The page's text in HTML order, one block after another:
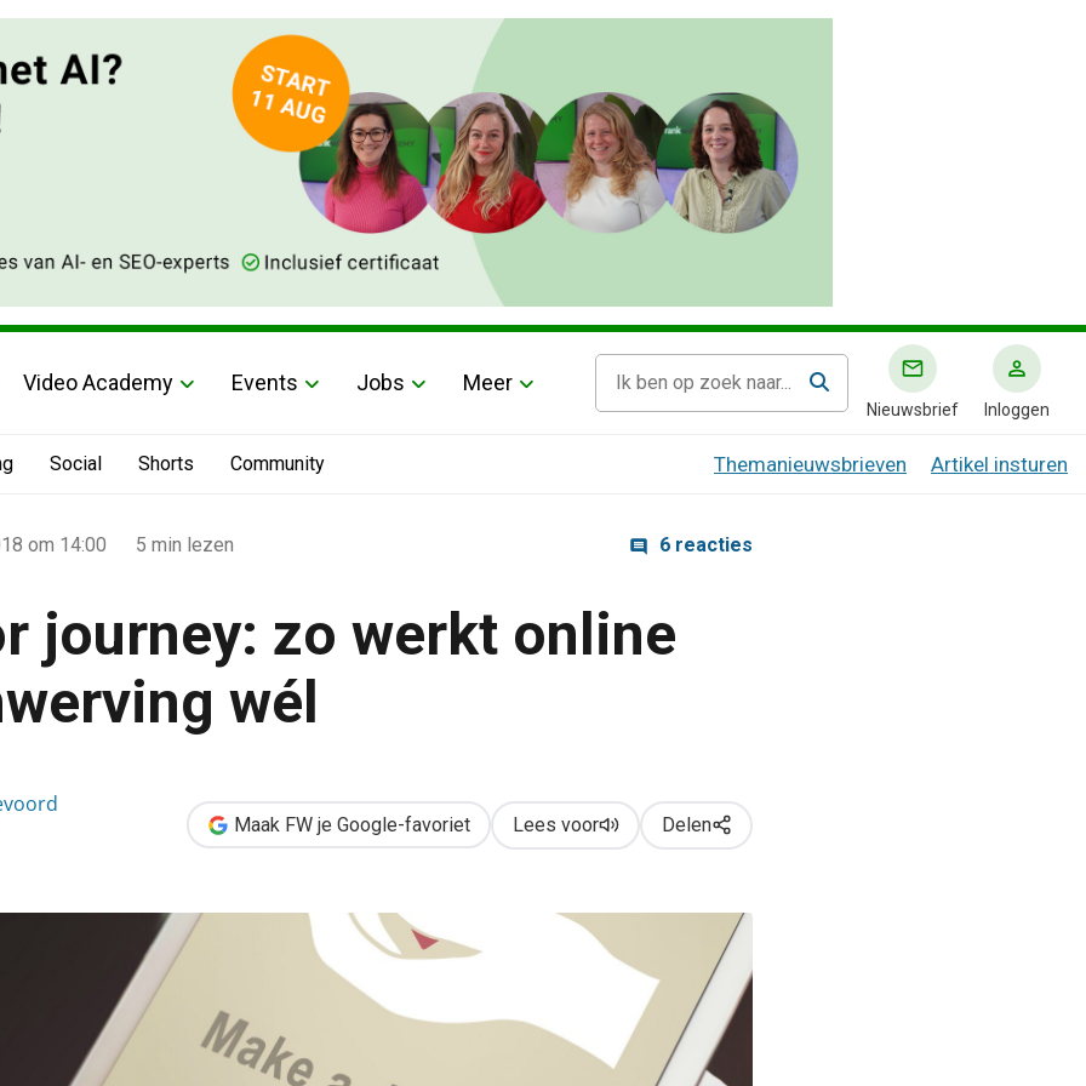
Video Academy Events Jobs Meer
Nieuwsbrief Inloggen
Social Shorts Community Themanieuwsbrieven Artikel insturen
om 14:00 5 min lezen 6 reacties
journey: zo werkt online
wél
Maak FW je Google-favoriet Lees voor Delen